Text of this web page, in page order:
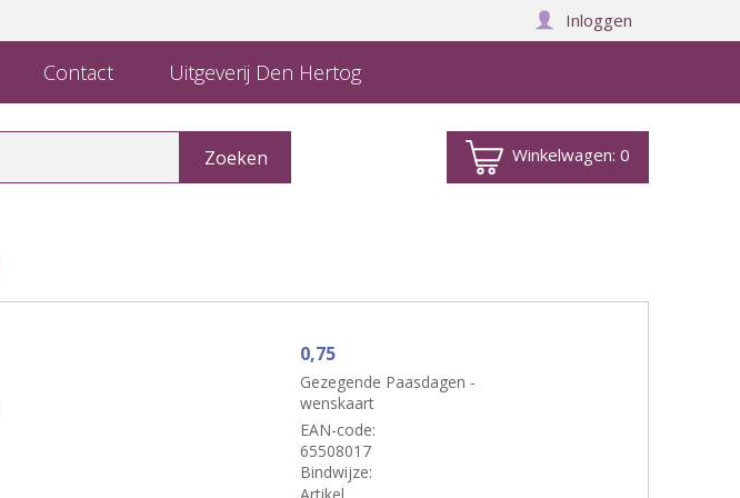
Inloggen
Contact Uitgeverij Den Hertog
Winkelwagen:0
0,75
Gezegende Paasdagen -
wenskaart
EAN-code:
65508017
Bindwijze: